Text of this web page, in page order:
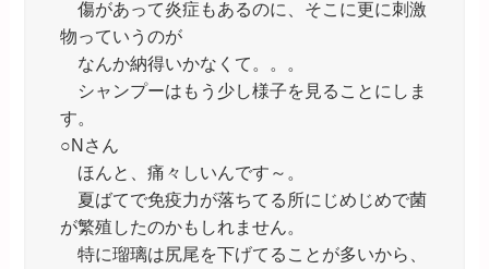
傷があって炎症もあるのに、そこに更に刺激
物っていうのが
なんか納得いかなくて。。。
シャンプーはもう少し様子を見ることにしま
す。
○Nさん
ほんと、痛々しいんです～。
夏ばてで免疫力が落ちてる所にじめじめで菌
が繁殖したのかもしれません。
特に瑠璃は尻尾を下げてることが多いから、